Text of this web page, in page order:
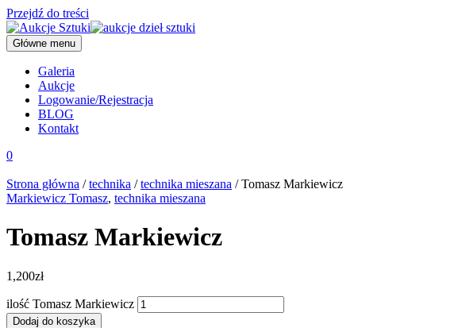
Przejdź do treści
Główne menu
Galeria
Aukcje
Logowanie/Rejestracja
BLOG
Kontakt
0
Strona główna /technika /technika mieszana / Tomasz Markiewicz
Markiewicz Tomasz, technika mieszana
Tomasz Markiewicz
1,200zł
ilość Tomasz Markiewicz
Dodaj do koszyka